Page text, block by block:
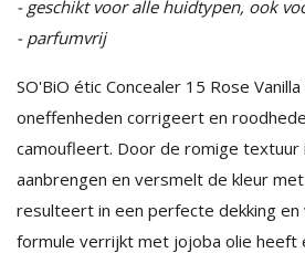
- geschikt voor alle huidtypen, ook
- parfumvrij
SO'BiO étic Concealer 15 Rose
oneffenheden corrigeert en
camoufleert. Door de romige textuur
aanbrengen en versmelt de kleur
resulteert in een perfecte dekking
formule verrijkt met jojoba olie heeft